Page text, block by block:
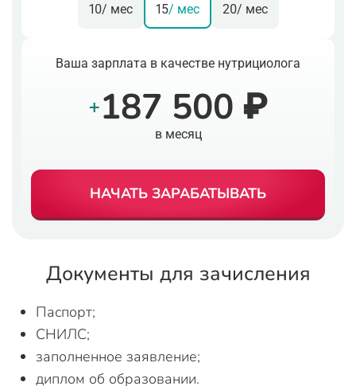
10/ мес 15/ мес 20/ мес
Ваша зарплата в качестве нутрициолога
+187 500 ₽
в месяц
НАЧАТЬ ЗАРАБАТЫВАТЬ
Документы для зачисления
Паспорт;
СНИЛС;
заполненное заявление;
диплом об образовании.